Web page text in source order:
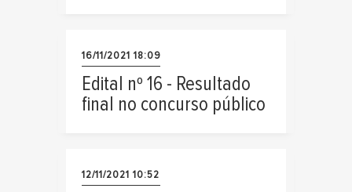
16/11/2021 18:09
Edital nº 16 - Resultado
final no concurso público
12/11/2021 10:52